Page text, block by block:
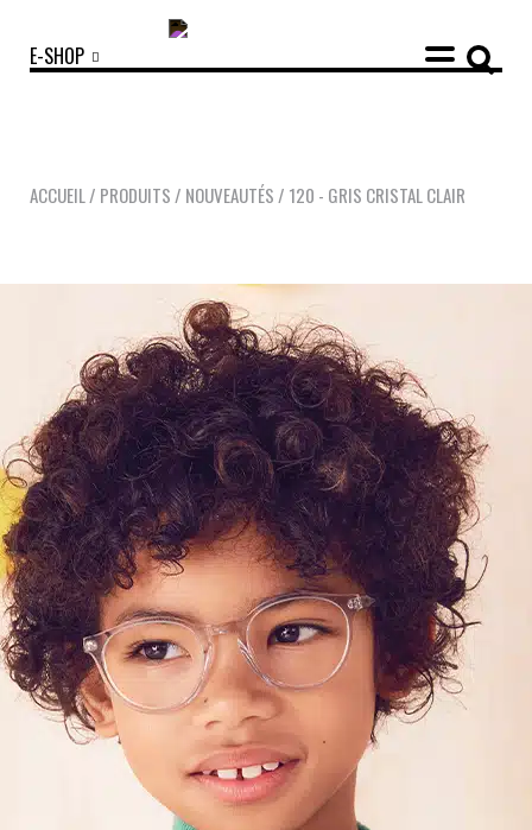
NOUVEAUTÉS OPTIQUES SOLAIRES
MANIFESTO
NOTRE HISTOIRE NOS ENGAGEMENTS SAV RESPONSABLE
LOOKBOOKS
POINTS DE VENTE
CONTACT
NOUS CONTACTER PRESSE & PARTENARIATS
E-SHOP
ACCUEIL / PRODUITS / NOUVEAUTÉS / 120 - GRIS CRISTAL CLAIR